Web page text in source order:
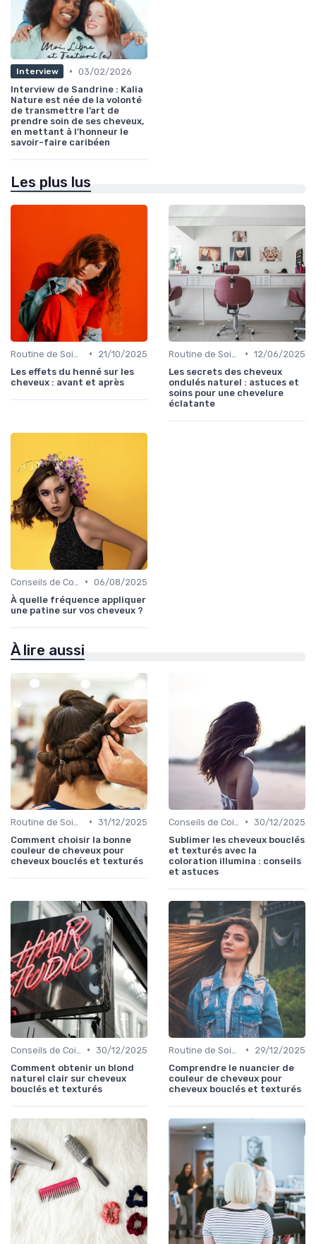
Interview • 03/02/2026
Interview de Sandrine : Kalia
Nature est née de la volonté
de transmettre l’art de
prendre soin de ses cheveux,
en mettant à l’honneur le
savoir-faire caribéen
Les plus lus
•
21/10/2025
Les effets du henné sur les
cheveux : avant et après
• 12/06/2025
Les secrets des cheveux
ondulés naturel : astuces et
soins pour une chevelure
éclatante
• 06/08/2025
À quelle fréquence appliquer
une patine sur vos cheveux ?
À lire aussi
• 31/12/2025
Comment choisir la bonne
couleur de cheveux pour
cheveux bouclés et texturés
• 30/12/2025
Sublimer les cheveux bouclés
et texturés avec la
coloration illumina : conseils
et astuces
• 30/12/2025
Comment obtenir un blond
naturel clair sur cheveux
bouclés et texturés
•
29/12/2025
Comprendre le nuancier de
couleur de cheveux pour
cheveux bouclés et texturés